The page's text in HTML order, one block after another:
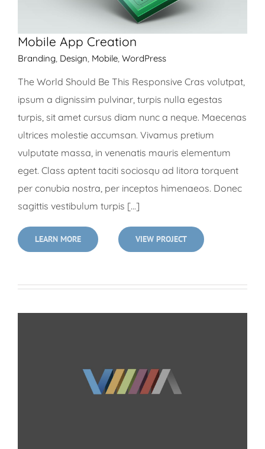
Mobile App Creation
Branding, Design, Mobile, WordPress
The World Should Be This Responsive Cras volutpat,
ipsum a dignissim pulvinar, turpis nulla egestas
turpis, sit amet cursus diam nunc a neque. Maecenas
ultrices molestie accumsan. Vivamus pretium
vulputate massa, in venenatis mauris elementum
eget. Class aptent taciti sociosqu ad litora torquent
per conubia nostra, per inceptos himenaeos. Donec
sagittis vestibulum turpis [...]
LEARN MORE VIEW PROJECT